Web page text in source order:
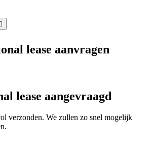
lease aanvragen
lease aangevraagd
verzonden. We zullen zo snel mogelijk